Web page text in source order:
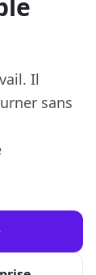
Il
sans